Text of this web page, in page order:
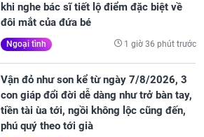
khi nghe bác sĩ tiết lộ điểm đặc biệt về
đôi mắt của đứa bé
Ngoại tình 1 giờ 36 phút trước
Vận đỏ như son kể từ ngày 7/8/2026, 3
con giáp đổi đời dễ dàng như trở bàn tay,
tiền tài ùa tới, ngồi không lộc cũng đến,
phú quý theo tới già